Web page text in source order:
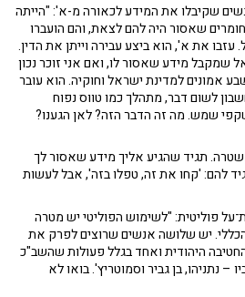
שקיבלו את המידע לכאורה מ-א': "הייתה
שאסור היה להם לצאת, והם הועברו
את א', הוא ביצע עבירה וייתן את הדין.
שמקבל מידע שאסור לו, ואם אני זוכר נכון
אמונים למדינת ישראל וחוקיה. הוא עובר
לשום דבר, מתהלך כמו טווס נפוח
שמש. מה זה הדבר הזה? לאן הגענו?
תגיד שהגיע אליך מידע שאסור לך
להם: 'קחו את זה, טפלו בזה', אבל לעשות
פוליטית: "לשימוש הפוליטי יש מטרה
יש שלושה אנשים שרוצים לפרק את
היהודית ואחד בגלל פעולות שהשב"כ
– נתניהו, בן גביר וסמוטריץ'. בואו לא